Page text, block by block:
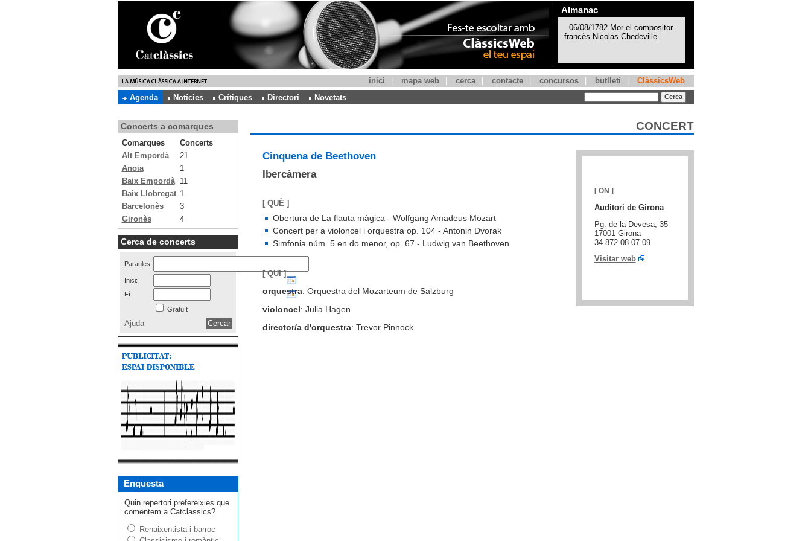
Almanac
inici mapa web cerca contacte concursos butlletí
ClàssicsWeb
Agenda
Notícies Crítiques Directori Novetats
Concerts a comarques
Comarques
Concerts
Alt Empordà
21
Anoia
1
Baix Empordà
11
Baix Llobregat 1
Barcelonès
3
Gironès
4
Cerca de concerts
Paraules:
Inici:
Fí:
Gratuït
Ajuda
Enquesta
Quin repertori prefereixies que
comentem a Catclassics?
Renaixentista i barroc
CONCERT
Cinquena de Beethoven
Ibercàmera
[ QUÈ ]
Obertura de La flauta màgica - Wolfgang Amadeus Mozart
Concert per a violoncel i orquestra op. 104 - Antonin Dvorak
Simfonia núm. 5 en do menor, op. 67 - Ludwig van Beethoven
[ QUI ]
orquestra: Orquestra del Mozarteum de Salzburg
violoncel: Julia Hagen
director/a d'orquestra: Trevor Pinnock
[ ON ]
Auditori de Girona
Pg. de la Devesa, 35
17001 Girona
34 872 08 07 09
Visitar web